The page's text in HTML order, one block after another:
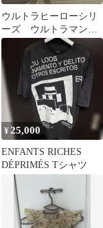
ウルトラヒーローシリ
ーズ ウルトラマンネ
クサス アンファンス
¥25,000
ENFANTS RICHES
DÉPRIMÉS Tシャツ